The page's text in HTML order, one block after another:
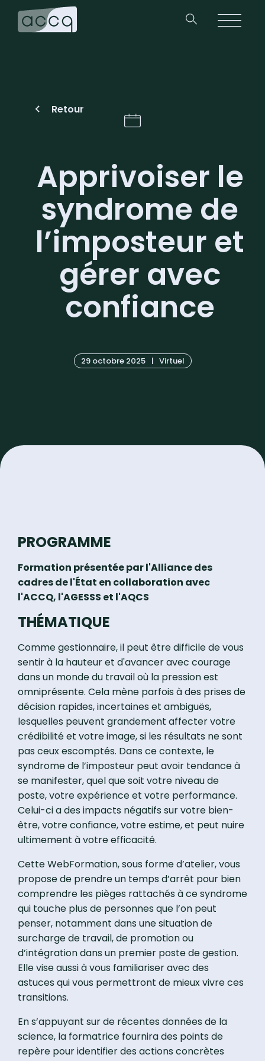
Retour
Apprivoiser le
syndrome de
l’imposteur et
gérer avec
confiance
29 octobre 2025 | Virtuel
PROGRAMME
Formation présentée par l'Alliance des
cadres de l'État en collaboration avec
l'ACCQ, l'AGESSS et l'AQCS
THÉMATIQUE
Comme gestionnaire, il peut être difficile de vous
sentir à la hauteur et d'avancer avec courage
dans un monde du travail où la pression est
omniprésente. Cela mène parfois à des prises de
décision rapides, incertaines et ambiguës,
lesquelles peuvent grandement affecter votre
crédibilité et votre image, si les résultats ne sont
pas ceux escomptés. Dans ce contexte, le
syndrome de l’imposteur peut avoir tendance à
se manifester, quel que soit votre niveau de
poste, votre expérience et votre performance.
Celui-ci a des impacts négatifs sur votre bien-
être, votre confiance, votre estime, et peut nuire
ultimement à votre efficacité.
Cette WebFormation, sous forme d’atelier, vous
propose de prendre un temps d’arrêt pour bien
comprendre les pièges rattachés à ce syndrome
qui touche plus de personnes que l’on peut
penser, notamment dans une situation de
surcharge de travail, de promotion ou
d’intégration dans un premier poste de gestion.
Elle vise aussi à vous familiariser avec des
astuces qui vous permettront de mieux vivre ces
transitions.
En s’appuyant sur de récentes données de la
science, la formatrice fournira des points de
repère pour identifier des actions concrètes